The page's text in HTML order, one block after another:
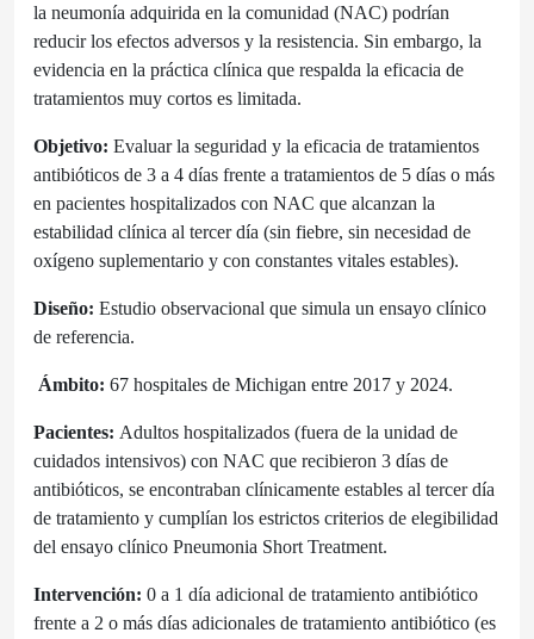
la neumonía adquirida en la comunidad (NAC) podrían
reducir los efectos adversos y la resistencia. Sin embargo, la
evidencia en la práctica clínica que respalda la eficacia de
tratamientos muy cortos es limitada.
Objetivo: Evaluar la seguridad y la eficacia de tratamientos
antibióticos de 3 a 4 días frente a tratamientos de 5 días o más
en pacientes hospitalizados con NAC que alcanzan la
estabilidad clínica al tercer día (sin fiebre, sin necesidad de
oxígeno suplementario y con constantes vitales estables).
Diseño: Estudio observacional que simula un ensayo clínico
de referencia.
Ámbito: 67 hospitales de Michigan entre 2017 y 2024.
Pacientes: Adultos hospitalizados (fuera de la unidad de
cuidados intensivos) con NAC que recibieron 3 días de
antibióticos, se encontraban clínicamente estables al tercer día
de tratamiento y cumplían los estrictos criterios de elegibilidad
del ensayo clínico Pneumonia Short Treatment.
Intervención: 0 a 1 día adicional de tratamiento antibiótico
frente a 2 o más días adicionales de tratamiento antibiótico (es